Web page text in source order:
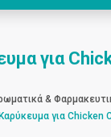
για
&
για Chicken